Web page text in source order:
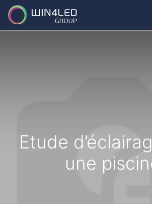
Etude
une